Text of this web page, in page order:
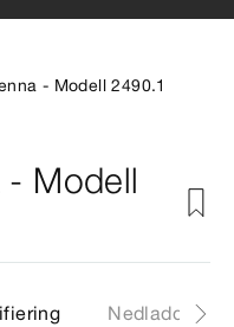
- Modell 2490.1
- Modell